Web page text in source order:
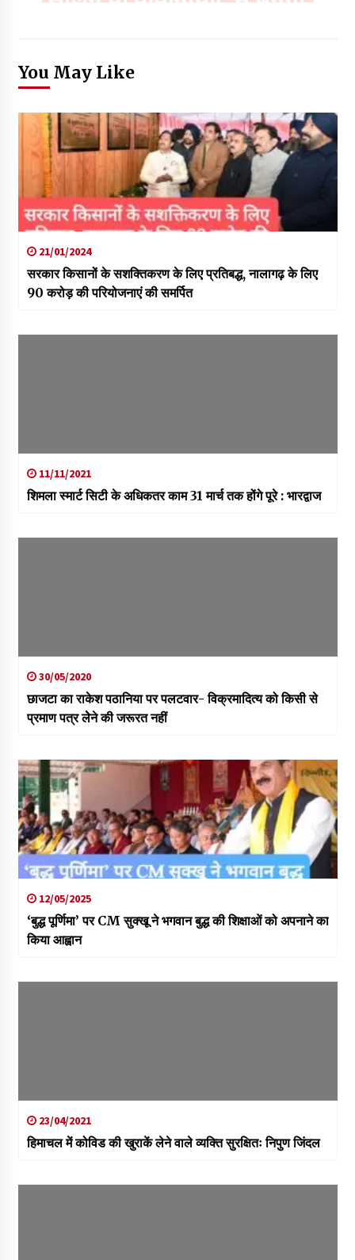
You May Like
21/01/2024
सरकार किसानों के सशक्तिकरण के लिए प्रतिबद्ध, नालागढ़ के लिए
90 करोड़ की परियोजनाएं की समर्पित
11/11/2021
शिमला स्मार्ट सिटी के अधिकतर काम 31 मार्च तक होंगे पूरे : भारद्वाज
30/05/2020
छाजटा का राकेश पठानिया पर पलटवार- विक्रमादित्य को किसी से
प्रमाण पत्र लेेने की जरूरत नहीं
12/05/2025
‘बुद्ध पूर्णिमा’ पर CM सुक्खू ने भगवान बुद्ध की शिक्षाओं को अपनाने का
किया आह्वान
23/04/2021
हिमाचल में कोविड की खुराकें लेने वाले व्यक्ति सुरक्षितः निपुण जिंदल